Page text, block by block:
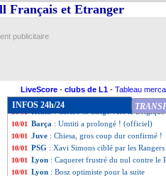
Français et Etranger
publicitaire
LiveScore - clubs de L1 - Tableau
INFOS 24h/24
10/01 Barça: la surprenante rumeur... Ronaldo
10/01 Strasbourg : Caci jouera à Mayence
10/01 Lyon
10/01 OM: l'Atletico se penche aussi sur Wass
10/01 Real: Mbappé, le "bon moment" pour
: Cafaro se dirige vers la Belgique
10/01 Barça : Umtiti a prolongé ! (officiel)
10/01 Juve : Chiesa, gros coup dur confirmé !
10/01 PSG : Xavi Simons ciblé par les Rangers
10/01 Lyon : Caqueret frustré du nul contre le
10/01 Lyon : Bosz optimiste pour la suite